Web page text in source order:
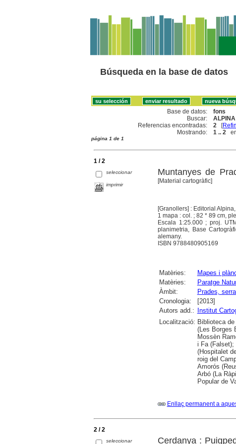
Búsqueda en la base de datos
Base de datos:
fons
Buscar:
Referencias encontradas:
2 [
Mostrando:
1 .. 2
página 1 de 1
1 / 2
seleccionar
imprimir
Muntanyes de
[Material cartogràfic]
[Granollers] : Editorial
1 mapa : col. ; 82 * 89 cm,
Escala 1:25.000 ; proj.
planimetria, Base
alemany.
ISBN 9788480905169
Matèries: Mapes i
Matèries:
Paratge
Àmbit:
Prades,
Cronologia:
[2013]
Autors add.:
Institut
Localització: Biblioteca
(Les Borges
Mossèn
i Fa (Falset);
(Hospitalet
roig del
Amorós
Arbó (La
Popular de
Enllaç permanent a
2 / 2
seleccionar Cerdanya :